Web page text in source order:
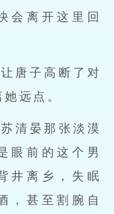
会离开这里回
唐子高断了对
远点。
清晏那张淡漠
眼前的这个男
井离乡，失眠
，甚至割腕自